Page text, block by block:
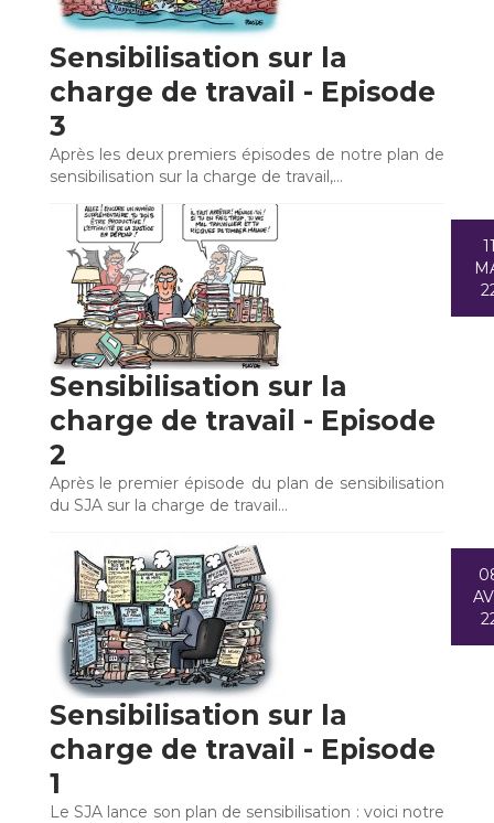
Sensibilisation sur la
charge de travail - Episode
3
Après les deux premiers épisodes de notre plan de
sensibilisation sur la charge de travail,…
Sensibilisation sur la
charge de travail - Episode
2
Après le premier épisode du plan de sensibilisation
du SJA sur la charge de travail…
Sensibilisation sur la
charge de travail - Episode
1
Le SJA lance son plan de sensibilisation : voici notre